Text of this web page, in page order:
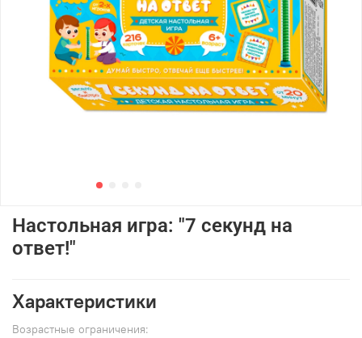
Настольная игра: "7 секунд на
ответ!"
Характеристики
Возрастные ограничения: